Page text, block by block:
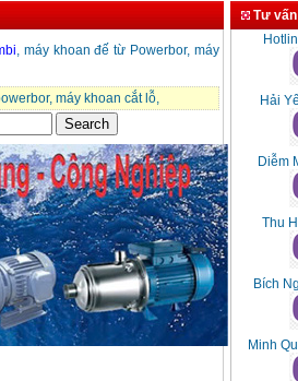
, máy khoan đế từ Powerbor, máy
, máy khoan cắt lỗ,
Tư
Hải
Diễm
Thu
Bích
Minh